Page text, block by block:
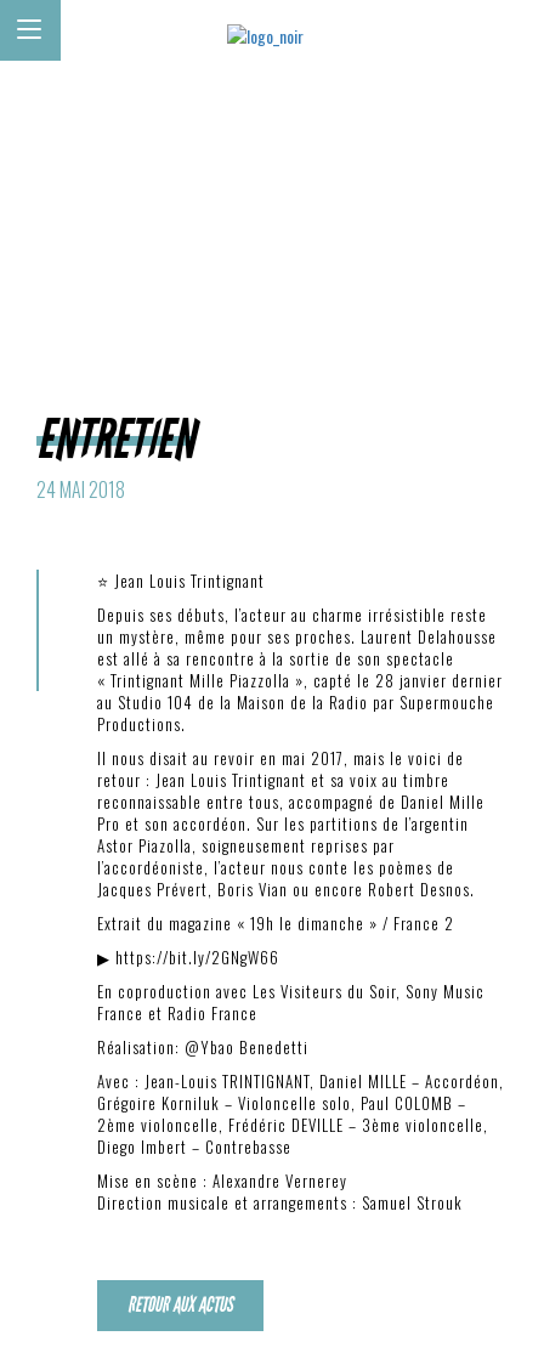
ENTRETIEN
24 MAI 2018
⭐ Jean Louis Trintignant
Depuis ses débuts, l’acteur au charme irrésistible reste
un mystère, même pour ses proches. Laurent Delahousse
est allé à sa rencontre à la sortie de son spectacle
« Trintignant Mille Piazzolla », capté le 28 janvier dernier
au Studio 104 de la Maison de la Radio par Supermouche
Productions.
Il nous disait au revoir en mai 2017, mais le voici de
retour : Jean Louis Trintignant et sa voix au timbre
reconnaissable entre tous, accompagné de Daniel Mille
Pro et son accordéon. Sur les partitions de l’argentin
Astor Piazolla, soigneusement reprises par
l’accordéoniste, l’acteur nous conte les poèmes de
Jacques Prévert, Boris Vian ou encore Robert Desnos.
Extrait du magazine « 19h le dimanche » / France 2
▶ https://bit.ly/2GNgW66
En coproduction avec Les Visiteurs du Soir, Sony Music
France et Radio France
Réalisation: @Ybao Benedetti
Avec : Jean-Louis TRINTIGNANT, Daniel MILLE – Accordéon,
Grégoire Korniluk – Violoncelle solo, Paul COLOMB –
2ème violoncelle, Frédéric DEVILLE – 3ème violoncelle,
Diego Imbert – Contrebasse
Mise en scène : Alexandre Vernerey
Direction musicale et arrangements : Samuel Strouk
RETOUR AUX ACTUS